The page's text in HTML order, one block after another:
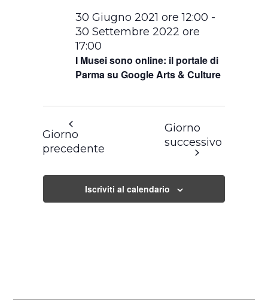
I Musei sono online: il portale di
Parma su Google Arts & Culture
30 Giugno 2021 ore 12:00 -
30 Settembre 2022 ore
17:00
Giorno
precedente
Giorno
successivo
Iscriviti al calendario